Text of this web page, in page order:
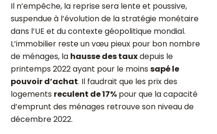
Il n’empêche, la reprise sera lente et poussive,
suspendue à l’évolution de la stratégie monétaire
dans l’UE et du contexte géopolitique mondial.
L’immobilier reste un vœu pieux pour bon nombre
de ménages, la hausse des tauxdepuis le
printemps 2022 ayant pour le moinssapé le
pouvoir d’achat. Il faudrait que les prix des
logements reculent de 17% pour que la capacité
d’emprunt des ménages retrouve son niveau de
décembre 2022.